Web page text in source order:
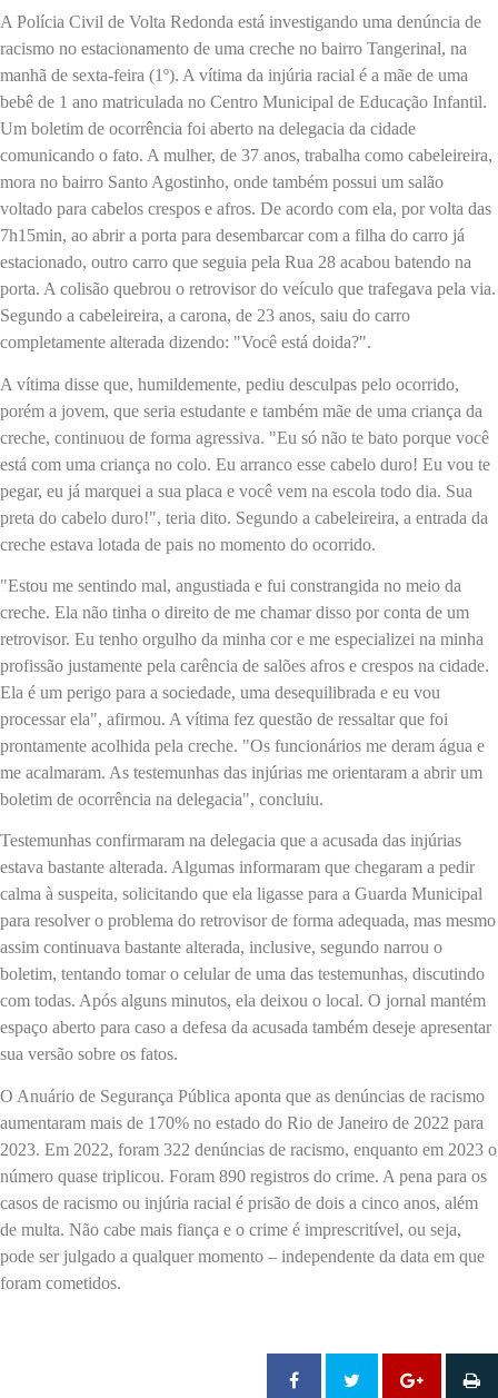
A Polícia Civil de Volta Redonda está investigando uma denúncia de
racismo no estacionamento de uma creche no bairro Tangerinal, na
manhã de sexta-feira (1º). A vítima da injúria racial é a mãe de uma
bebê de 1 ano matriculada no Centro Municipal de Educação Infantil.
Um boletim de ocorrência foi aberto na delegacia da cidade
comunicando o fato. A mulher, de 37 anos, trabalha como cabeleireira,
mora no bairro Santo Agostinho, onde também possui um salão
voltado para cabelos crespos e afros. De acordo com ela, por volta das
7h15min, ao abrir a porta para desembarcar com a filha do carro já
estacionado, outro carro que seguia pela Rua 28 acabou batendo na
porta. A colisão quebrou o retrovisor do veículo que trafegava pela via.
Segundo a cabeleireira, a carona, de 23 anos, saiu do carro
completamente alterada dizendo: "Você está doida?".
A vítima disse que, humildemente, pediu desculpas pelo ocorrido,
porém a jovem, que seria estudante e também mãe de uma criança da
creche, continuou de forma agressiva. "Eu só não te bato porque você
está com uma criança no colo. Eu arranco esse cabelo duro! Eu vou te
pegar, eu já marquei a sua placa e você vem na escola todo dia. Sua
preta do cabelo duro!", teria dito. Segundo a cabeleireira, a entrada da
creche estava lotada de pais no momento do ocorrido.
"Estou me sentindo mal, angustiada e fui constrangida no meio da
creche. Ela não tinha o direito de me chamar disso por conta de um
retrovisor. Eu tenho orgulho da minha cor e me especializei na minha
profissão justamente pela carência de salões afros e crespos na cidade.
Ela é um perigo para a sociedade, uma desequilibrada e eu vou
processar ela", afirmou. A vítima fez questão de ressaltar que foi
prontamente acolhida pela creche. "Os funcionários me deram água e
me acalmaram. As testemunhas das injúrias me orientaram a abrir um
boletim de ocorrência na delegacia", concluiu.
Testemunhas confirmaram na delegacia que a acusada das injúrias
estava bastante alterada. Algumas informaram que chegaram a pedir
calma à suspeita, solicitando que ela ligasse para a Guarda Municipal
para resolver o problema do retrovisor de forma adequada, mas mesmo
assim continuava bastante alterada, inclusive, segundo narrou o
boletim, tentando tomar o celular de uma das testemunhas, discutindo
com todas. Após alguns minutos, ela deixou o local. O jornal mantém
espaço aberto para caso a defesa da acusada também deseje apresentar
sua versão sobre os fatos.
O Anuário de Segurança Pública aponta que as denúncias de racismo
aumentaram mais de 170% no estado do Rio de Janeiro de 2022 para
2023. Em 2022, foram 322 denúncias de racismo, enquanto em 2023 o
número quase triplicou. Foram 890 registros do crime. A pena para os
casos de racismo ou injúria racial é prisão de dois a cinco anos, além
de multa. Não cabe mais fiança e o crime é imprescritível, ou seja,
pode ser julgado a qualquer momento – independente da data em que
foram cometidos.